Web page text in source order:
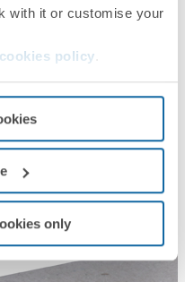
with it or customise your
cookies policy
only